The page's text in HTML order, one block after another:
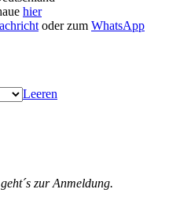
hier
oder zum WhatsApp
Leeren
zur Anmeldung.